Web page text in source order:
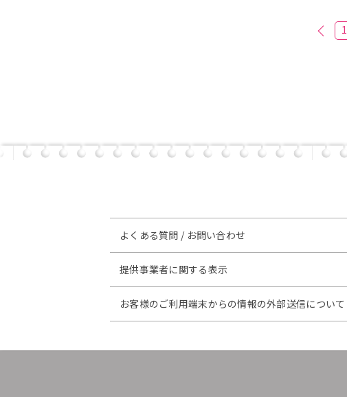
1
よくある質問 / お問い合わせ
提供事業者に関する表示
お客様のご利用端末からの情報の外部送信について